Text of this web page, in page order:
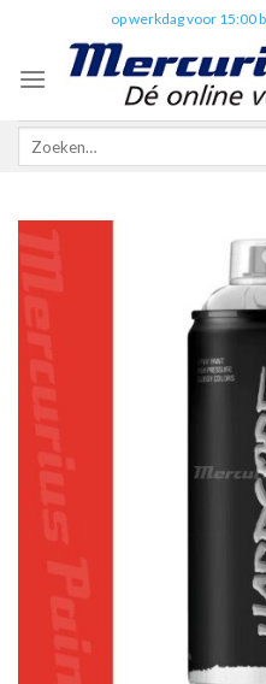
content
op werkdag voor 15:00
Zoeken